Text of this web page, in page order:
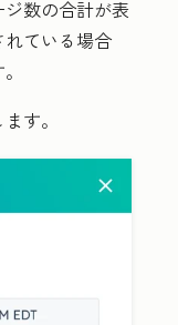
数の合計が表
ている場合
す。